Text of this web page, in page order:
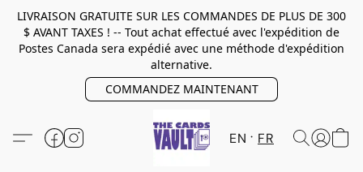
LIVRAISON GRATUITE SUR LES COMMANDES DE PLUS DE 300
$ AVANT TAXES ! -- Tout achat effectué avec l'expédition de
Postes Canada sera expédié avec une méthode d'expédition
alternative.
COMMANDEZ MAINTENANT
EN FR